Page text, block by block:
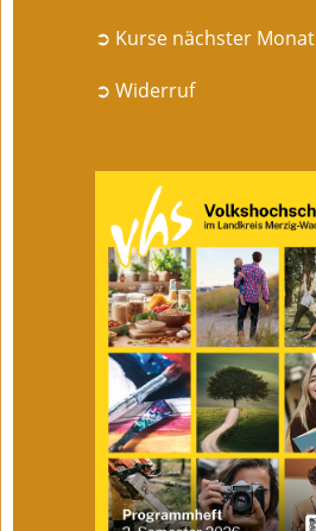
➲ Kurse nächster Monat
➲ Widerruf